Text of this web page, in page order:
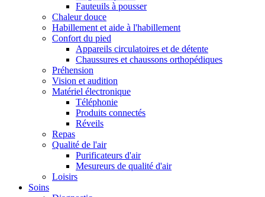
Fauteuils à pousser
Chaleur douce
Habillement et aide à l'habillement
Confort du pied
Appareils circulatoires et de détente
Chaussures et chaussons orthopédiques
Préhension
Vision et audition
Matériel électronique
Téléphonie
Produits connectés
Réveils
Repas
Qualité de l'air
Purificateurs d'air
Mesureurs de qualité d'air
Loisirs
Soins